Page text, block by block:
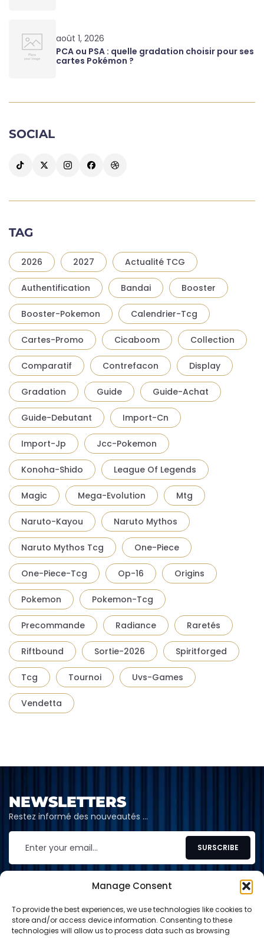
Manage Consent
To provide the best experiences, we use technologies like cookies to
store and/or access device information. Consenting to these
technologies will allow us to process data such as browsing
août 1, 2026
PCA ou PSA : quelle gradation choisir pour ses
cartes Pokémon ?
SOCIAL
TAG
2026 2027 Actualité TCG
Authentification Bandai Booster
Booster-Pokemon Calendrier-Tcg
Cartes-Promo Cicaboom Collection
Comparatif Contrefacon Display
Gradation Guide Guide-Achat
Guide-Debutant Import-Cn
Import-Jp Jcc-Pokemon
Konoha-Shido League Of Legends
Magic Mega-Evolution Mtg
Naruto-Kayou Naruto Mythos
Naruto Mythos Tcg One-Piece
One-Piece-Tcg Op-16 Origins
Pokemon Pokemon-Tcg
Precommande Radiance Raretés
Riftbound Sortie-2026 Spiritforged
Tcg Tournoi Uvs-Games
Vendetta
NEWSLETTERS
Restez informé des nouveautés …
CONTACT